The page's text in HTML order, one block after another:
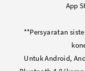
App
**Persyaratan
Untuk Android,